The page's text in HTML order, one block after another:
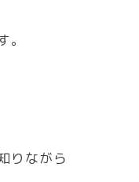
りながら